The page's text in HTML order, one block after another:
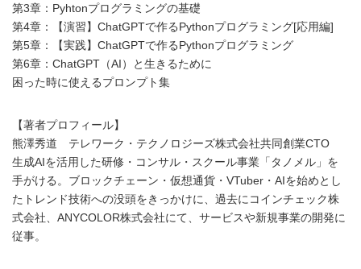
第3章：Pyhtonプログラミングの基礎
第4章：【演習】ChatGPTで作るPythonプログラミング[応用編]
第5章：【実践】ChatGPTで作るPythonプログラミング
第6章：ChatGPT（AI）と生きるために
困った時に使えるプロンプト集
【著者プロフィール】
熊澤秀道 テレワーク・テクノロジーズ株式会社共同創業CTO
生成AIを活用した研修・コンサル・スクール事業「タノメル」を
手がける。ブロックチェーン・仮想通貨・VTuber・AIを始めとし
たトレンド技術への没頭をきっかけに、過去にコインチェック株
式会社、ANYCOLOR株式会社にて、サービスや新規事業の開発に
従事。